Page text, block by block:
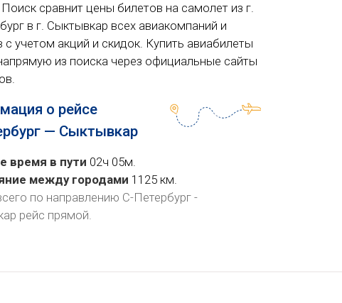
сравнит цены билетов на самолет из г.
в г. Сыктывкар всех авиакомпаний и
с учетом акций и скидок. Купить авиабилеты
из поиска через официальные сайты
о рейсе
— Сыктывкар
время в пути 02ч 05м.
между городами 1125 км.
по направлению С-Петербург -
рейс прямой.